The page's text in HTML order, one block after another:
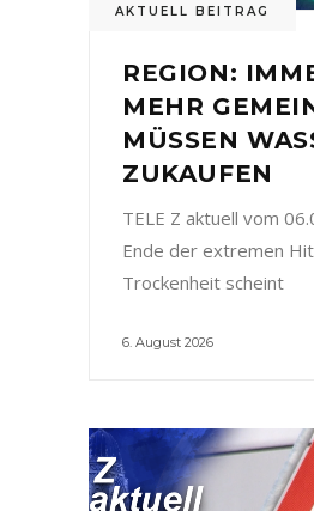
AKTUELL BEITRAG
REGION:
MEHR
MÜSSEN
ZUKAUFEN
TELE Z aktuell vom
Ende der extremen
Trockenheit scheint
6. August 2026